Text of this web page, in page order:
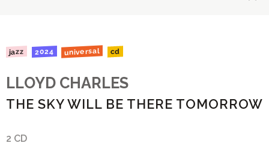
jazz 2024 universal cd
LLOYD CHARLES
THE SKY WILL BE THERE TOMORROW
2 CD